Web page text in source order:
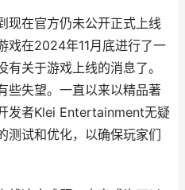
现在官方仍未公开正式上线
戏在2024年11月底进行了一
关于游戏上线的消息了。
些失望。一直以来以精品著
发者Klei Entertainment无疑
测试和优化，以确保玩家们